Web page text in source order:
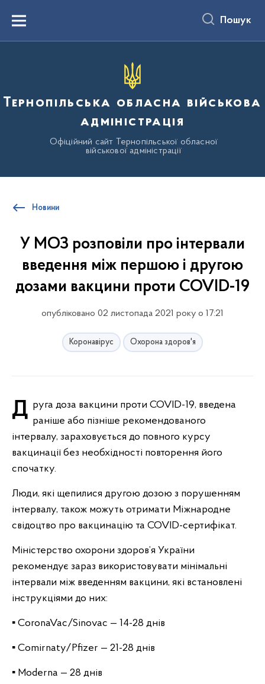
вмістуMenu Пошук
Тернопільська обласна військова
адміністрація
Офіційний сайт Тернопільської обласної
військової адміністрації
Новини
У МОЗ розповіли про інтервали
введення між першою і другою
дозами вакцини проти COVID-19
опубліковано 02 листопада 2021 року о 17:21
Коронавірус Охорона здоров'я
Друга доза вакцини проти COVID-19, введена раніше або пізніше рекомендованого
інтервалу, зараховується до повного курсу
вакцинації без необхідності повторення його
спочатку.
Люди, які щепилися другою дозою з порушенням
інтервалу, також можуть отримати Міжнародне
свідоцтво про вакцинацію та COVID-сертифікат.
Міністерство охорони здоров’я України
рекомендує зараз використовувати мінімальні
інтервали між введенням вакцини, які встановлені
інструкціями до них:
▪️ CoronaVac/Sinovac — 14-28 днів
▪️ Comirnaty/Pfizer — 21-28 днів
▪️ Moderna — 28 днів